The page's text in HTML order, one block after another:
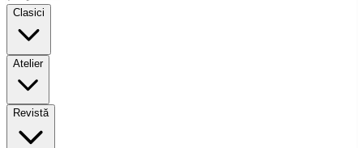
Clasici
Atelier
Revistă